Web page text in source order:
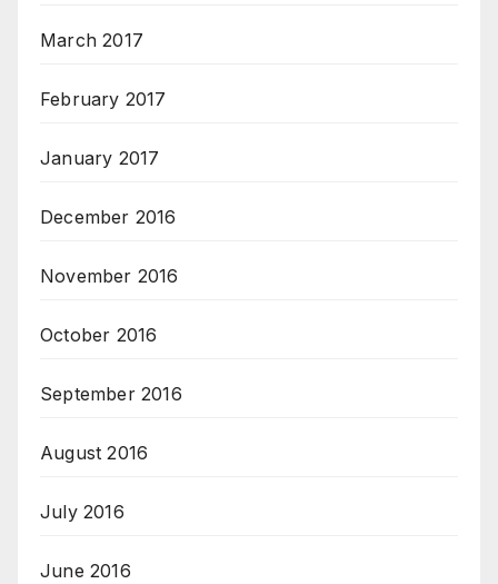
March 2017
February 2017
January 2017
December 2016
November 2016
October 2016
September 2016
August 2016
July 2016
June 2016